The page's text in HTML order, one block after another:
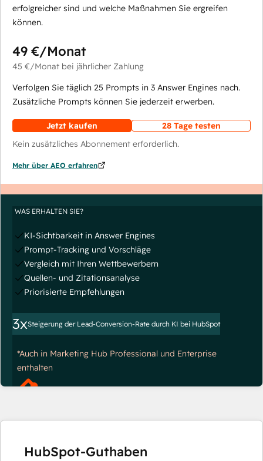
erfolgreicher sind und welche Maßnahmen Sie ergreifen
können.
49 €/Monat
45 €/Monat bei jährlicher Zahlung
Verfolgen Sie täglich 25 Prompts in 3 Answer Engines nach.
Zusätzliche Prompts können Sie jederzeit erwerben.
Jetzt kaufen
28 Tage testen
Kein zusätzliches Abonnement erforderlich.
Mehr über AEO erfahren
WAS ERHALTEN SIE?
KI-Sichtbarkeit in Answer Engines
Prompt-Tracking und Vorschläge
Vergleich mit Ihren Wettbewerbern
Quellen- und Zitationsanalyse
Priorisierte Empfehlungen
3xSteigerung der Lead-Conversion-Rate durch KI bei HubSpot
*Auch in Marketing Hub Professional und Enterprise
enthalten
HubSpot-Guthaben